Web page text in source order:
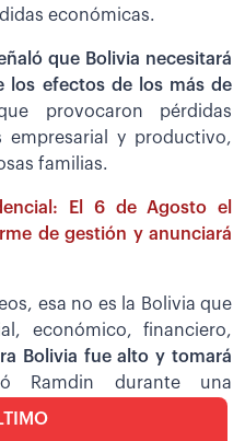
económicas.
que Bolivia necesitará
los efectos de los más de
provocaron pérdidas
empresarial y productivo,
familias.
El 6 de Agosto el
de gestión y anunciará
esa no es la Bolivia que
económico, financiero,
Bolivia fue alto y tomará
Ramdin durante una
Cruz de la Sierra.